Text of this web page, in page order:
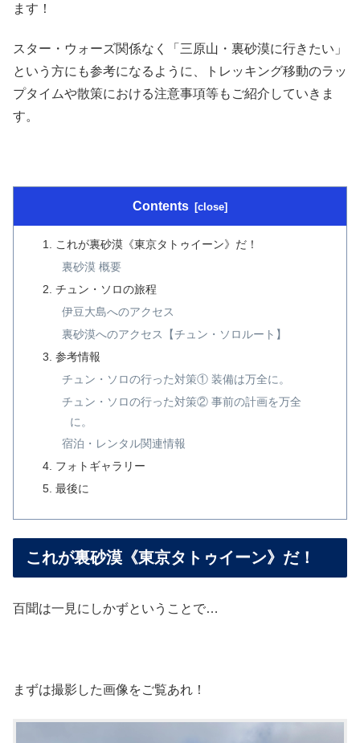
ます！
スター・ウォーズ関係なく「三原山・裏砂漠に行きたい」
という方にも参考になるように、トレッキング移動のラッ
プタイムや散策における注意事項等もご紹介していきま
す。
Contents
これが裏砂漠《東京タトゥイーン》だ！
裏砂漠 概要
チュン・ソロの旅程
伊豆大島へのアクセス
裏砂漠へのアクセス【チュン・ソロルート】
参考情報
チュン・ソロの行った対策① 装備は万全に。
チュン・ソロの行った対策② 事前の計画を万全
に。
宿泊・レンタル関連情報
フォトギャラリー
最後に
これが裏砂漠《東京タトゥイーン》だ！
百聞は一見にしかずということで…
まずは撮影した画像をご覧あれ！